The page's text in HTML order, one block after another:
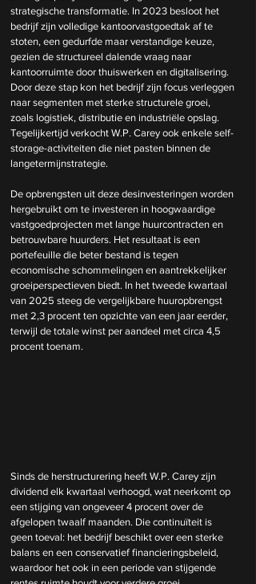
strategische transformatie. In 2023 besloot het
bedrijf zijn volledige kantoorvastgoedtak af te
stoten, een gedurfde maar verstandige keuze,
gezien de structureel dalende vraag naar
kantoorruimte door thuiswerken en digitalisering.
Door deze stap kon het bedrijf zijn focus verleggen
naar segmenten met sterke structurele groei,
zoals logistiek, distributie en industriële opslag.
Tegelijkertijd verkocht W.P. Carey ook enkele self-
storage-activiteiten die niet pasten binnen de
langetermijnstrategie.
De opbrengsten uit deze desinvesteringen worden
hergebruikt om te investeren in hoogwaardige
vastgoedprojecten met lange huurcontracten en
betrouwbare huurders. Het resultaat is een
portefeuille die beter bestand is tegen
economische schommelingen en aantrekkelijker
groeiperspectieven biedt. In het tweede kwartaal
van 2025 steeg de vergelijkbare huuropbrengst
met 2,3 procent ten opzichte van een jaar eerder,
terwijl de totale winst per aandeel met circa 4,5
procent toenam.
Sinds de herstructurering heeft W.P. Carey zijn
dividend elk kwartaal verhoogd, wat neerkomt op
een stijging van ongeveer 4 procent over de
afgelopen twaalf maanden. Die continuïteit is
geen toeval: het bedrijf beschikt over een sterke
balans en een conservatief financieringsbeleid,
waardoor het ook in een periode van stijgende